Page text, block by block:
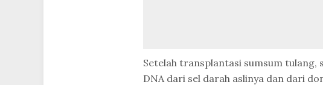
Setelah transplantasi sumsum tulang,
DNA dari sel darah aslinya dan dari